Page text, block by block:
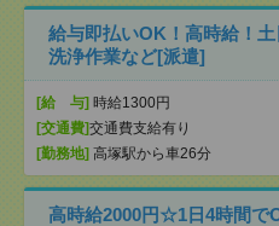
給与即払いOK！高時給！土
洗浄作業など[派遣]
[給 与] 時給1300円
[交通費]交通費支給有り
[勤務地] 高塚駅から車26分
高時給2000円☆1日4時間で